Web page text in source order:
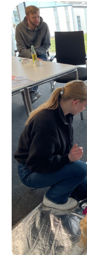
Winnaar van
van de Dag